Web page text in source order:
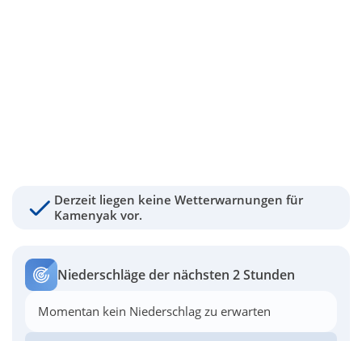
Derzeit liegen keine Wetterwarnungen für
Kamenyak vor.
Niederschläge der nächsten 2 Stunden
Momentan kein Niederschlag zu erwarten